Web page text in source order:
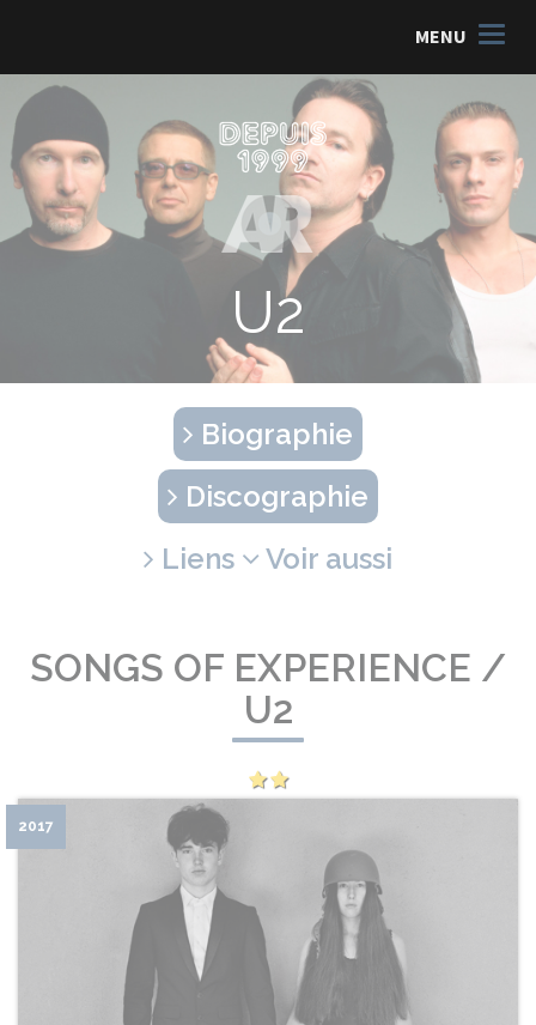
MENU
U2
Biographie
Discographie
Liens
Voir aussi
SONGS OF EXPERIENCE /
U2
2017